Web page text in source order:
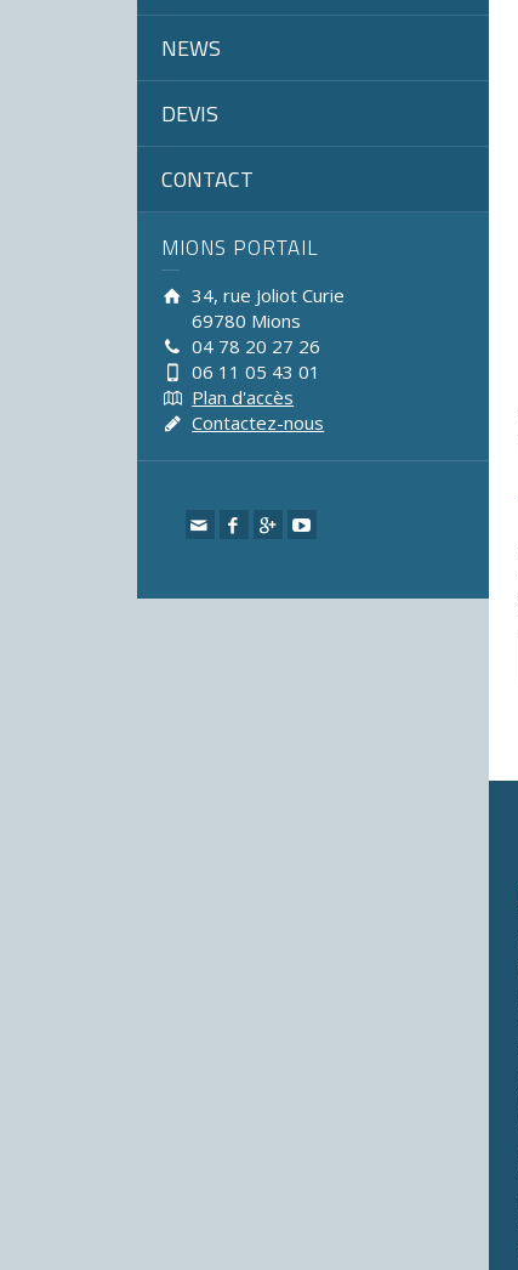
NEWS
DEVIS
CONTACT
MIONS PORTAIL
34, rue Joliot Curie
69780 Mions
04 78 20 27 26
06 11 05 43 01
Plan d'accès
Contactez-nous